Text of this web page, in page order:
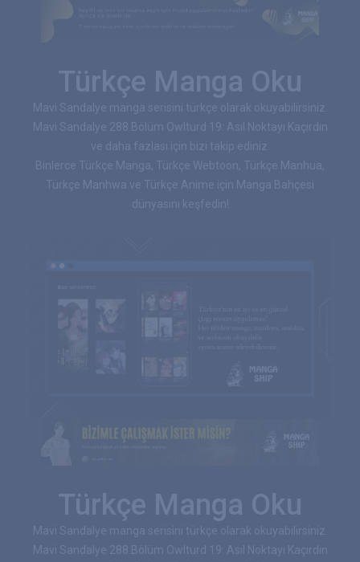
Türkçe Manga Oku
Mavi Sandalye manga serisini türkçe olarak okuyabilirsiniz.
Mavi Sandalye 288.Bölüm Owlturd 19: Asıl Noktayı Kaçırdın
ve daha fazlası için bizi takip ediniz.
Binlerce Türkçe Manga, Türkçe Webtoon, Türkçe Manhua,
Türkçe Manhwa ve Türkçe Anime için Manga Bahçesi
dünyasını keşfedin!
Türkçe Manga Oku
Mavi Sandalye manga serisini türkçe olarak okuyabilirsiniz.
Mavi Sandalye 288.Bölüm Owlturd 19: Asıl Noktayı Kaçırdın